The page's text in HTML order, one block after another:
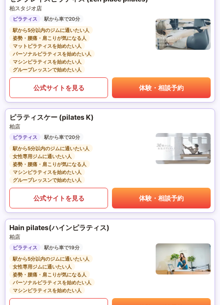
柏スタジオ店
ピラティス
駅から車で20分
駅から5分以内のジムに通いたい人
姿勢・腰痛・肩こりが気になる人
マットピラティスを始めたい人
パーソナルピラティスを始めたい人
マシンピラティスを始めたい人
グループレッスンで始めたい人
公式サイトを見る 体験・相談予約
ピラティスケー (pilates K)
柏店
ピラティス
駅から車で20分
駅から5分以内のジムに通いたい人
女性専用ジムに通いたい人
姿勢・腰痛・肩こりが気になる人
マシンピラティスを始めたい人
グループレッスンで始めたい人
公式サイトを見る 体験・相談予約
Hain pilates(ハインピラティス)
柏店
ピラティス
駅から車で19分
駅から5分以内のジムに通いたい人
女性専用ジムに通いたい人
姿勢・腰痛・肩こりが気になる人
パーソナルピラティスを始めたい人
マシンピラティスを始めたい人